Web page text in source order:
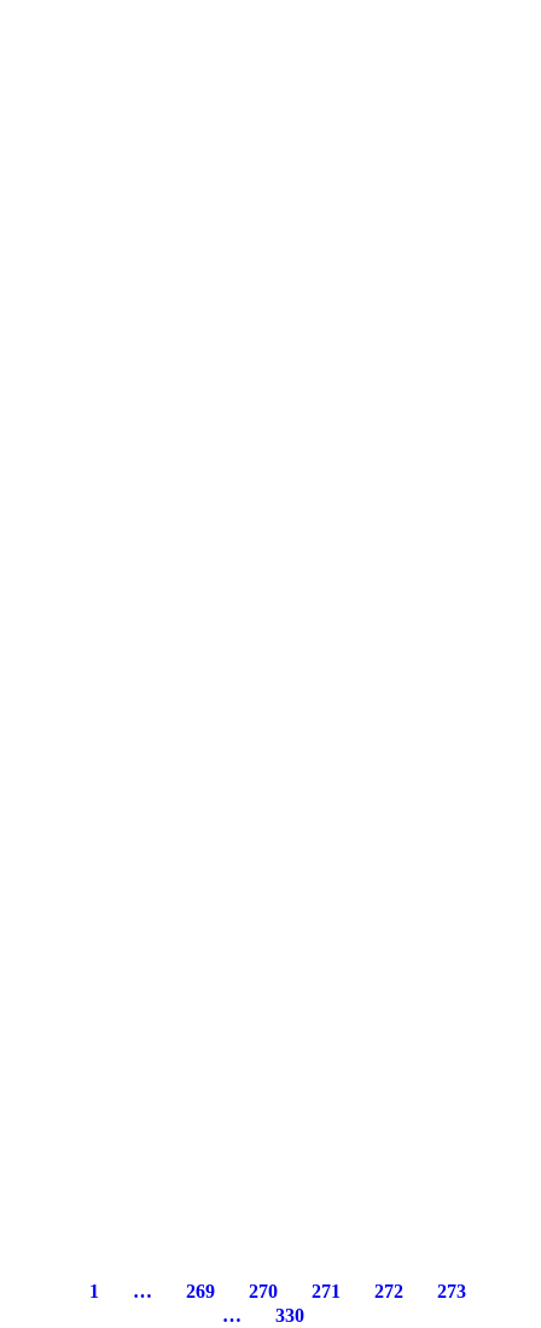
1 … 269 270 271 272
273
…
330